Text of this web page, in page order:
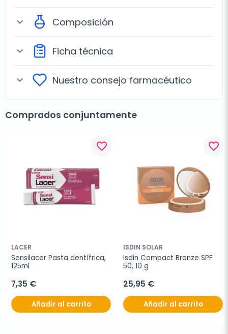
expand_more Composición
expand_more Ficha técnica
expand_more Nuestro consejo farmacéutico
Comprados conjuntamente
favorite_border
LACER
Sensilacer Pasta dentífrica,
125ml
7,35 €
Añadir al carrito
favorite_border
ISDIN SOLAR
Isdin Compact Bronze SPF
50, 10 g
25,95 €
Añadir al carrito